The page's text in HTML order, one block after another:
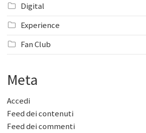
Digital
Experience
Fan Club
Meta
Accedi
Feed dei contenuti
Feed dei commenti